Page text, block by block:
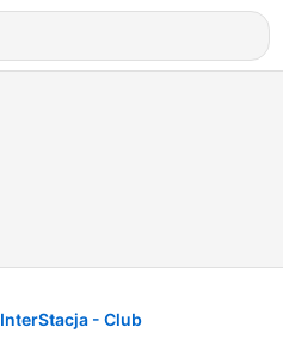
InterStacja - Club